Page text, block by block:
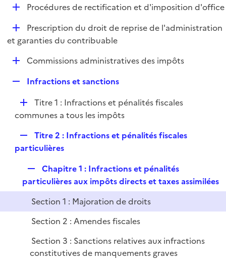
r
D
l
Procédures de rectification et d'imposition d'office
D
é
r
Prescription du droit de reprise de l'administration
et garanties du contribuable
D
l
i
e
r
Commissions administratives des impôts
p
l
r
Infractions et sanctions
D
é
i
Titre 1 : Infractions et pénalités fiscales
communes a tous les impôts
e
l
i
e
r
Titre 2 : Infractions et pénalités fiscales
particulières
e
p
l
r
Chapitre 1 : Infractions et pénalités
particulières aux impôts directs et taxes assimilées
Section 1 : Majoration de droits
Section 2 : Amendes fiscales
Section 3 : Sanctions relatives aux infractions
constitutives de manquements graves